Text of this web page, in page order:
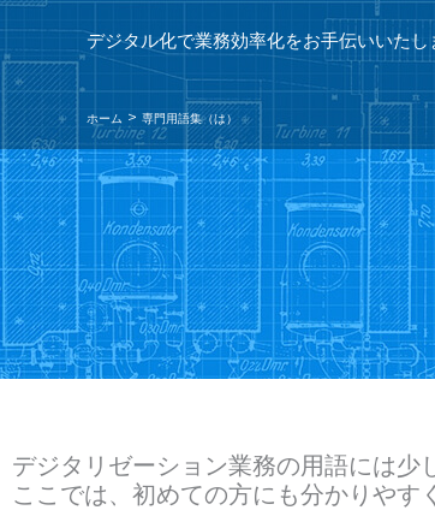
デジタル化で業務効率化をお手伝いいたし
ホーム 専門用語集（は）
デジタリゼーション業務の用語には少
ここでは、初めての方にも分かりやす